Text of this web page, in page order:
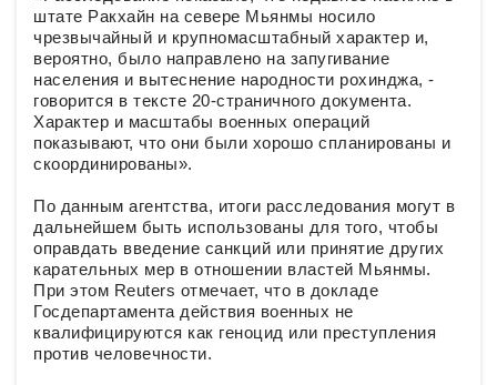
штате Ракхайн на севере Мьянмы носило
чрезвычайный и крупномасштабный характер и,
вероятно, было направлено на запугивание
населения и вытеснение народности рохинджа, -
говорится в тексте 20-страничного документа.
Характер и масштабы военных операций
показывают, что они были хорошо спланированы и
скоординированы».
По данным агентства, итоги расследования могут в
дальнейшем быть использованы для того, чтобы
оправдать введение санкций или принятие других
карательных мер в отношении властей Мьянмы.
При этом Reuters отмечает, что в докладе
Госдепартамента действия военных не
квалифицируются как геноцид или преступления
против человечности.